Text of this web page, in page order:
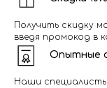
Получить скидку
введя промокод в
Опытные
Наши